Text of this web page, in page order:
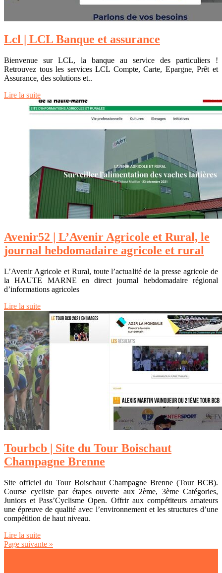
Lcl | LCL Banque et assurance
Bienvenue sur LCL, la banque au service des particuliers !
Retrouvez tous les services LCL Compte, Carte, Epargne, Prêt et
Assurance, des solutions et..
Lire la suite
Avenir52 | L’Avenir Agricole et Rural, le
journal heb­domadai­re agricole et rural
L’Avenir Agricole et Rural, toute l’actualité de la presse agricole de
la HAUTE MARNE en direct journal hebdomadaire régional
d’informations agricoles
Lire la suite
Tourbcb | Site du Tour Boischaut
Champagne Brenne
Site officiel du Tour Boischaut Champagne Brenne (Tour BCB).
Course cycliste par étapes ouverte aux 2ème, 3ème Catégories,
Juniors et Pass’Cyclisme Open. Offrir aux compétiteurs amateurs
une épreuve de qualité avec l’environnement et les structures d’une
compétition de haut niveau.
Lire la suite
Page suivante »